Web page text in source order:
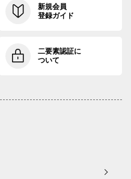
新規会員
登録ガイド
二要素認証に
ついて